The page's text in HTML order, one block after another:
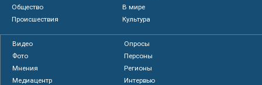
Общество
В мире
Происшествия
Культура
Видео
Опросы
Фото
Персоны
Мнения
Регионы
Медиацентр
Интервью